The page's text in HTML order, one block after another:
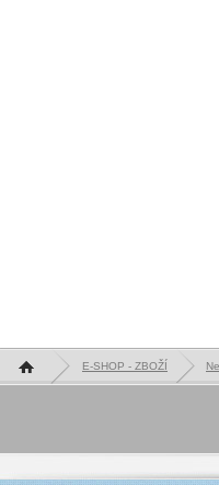
Hlavní stránka E-SHOP - ZBOŽÍ